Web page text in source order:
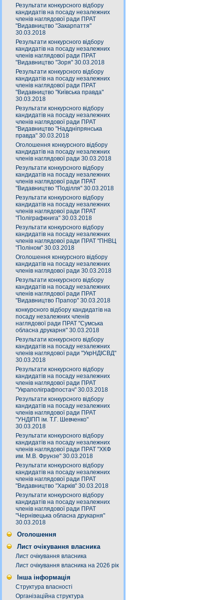
Результати конкурсного відбору
кандидатів на посаду незалежних
членів наглядової ради ПРАТ
"Видавництво "Закарпаття"
30.03.2018
Результати конкурсного відбору
кандидатів на посаду незалежних
членів наглядової ради ПРАТ
"Видавництво "Зоря" 30.03.2018
Результати конкурсного відбору
кандидатів на посаду незалежних
членів наглядової ради ПРАТ
"Видавництво "Київська правда"
30.03.2018
Результати конкурсного відбору
кандидатів на посаду незалежних
членів наглядової ради ПРАТ
"Видавництво "Наддніпрянська
правда" 30.03.2018
Оголошення конкурсного відбору
кандидатів на посаду незалежних
членів наглядової ради 30.03.2018
Результати конкурсного відбору
кандидатів на посаду незалежних
членів наглядової ради ПРАТ
"Видавництво "Поділля" 30.03.2018
Результати конкурсного відбору
кандидатів на посаду незалежних
членів наглядової ради ПРАТ
"Поліграфкнига" 30.03.2018
Результати конкурсного відбору
кандидатів на посаду незалежних
членів наглядової ради ПРАТ "ПНВЦ
"Поліном" 30.03.2018
Оголошення конкурсного відбору
кандидатів на посаду незалежних
членів наглядової ради 30.03.2018
Результати конкурсного відбору
кандидатів на посаду незалежних
членів наглядової ради ПРАТ
"Видавництво Прапор" 30.03.2018
конкурсного відбору кандидатів на
посаду незалежних членів
наглядової ради ПРАТ "Сумська
обласна друкарня" 30.03.2018
Результати конкурсного відбору
кандидатів на посаду незалежних
членів наглядової ради "УкрНДІСВД"
30.03.2018
Результати конкурсного відбору
кандидатів на посаду незалежних
членів наглядової ради ПРАТ
"Украполіграфпостач" 30.03.2018
Результати конкурсного відбору
кандидатів на посаду незалежних
членів наглядової ради ПРАТ
"УНДІПП ім. Т.Г. Шевченко"
30.03.2018
Результати конкурсного відбору
кандидатів на посаду незалежних
членів наглядової ради ПРАТ "ХКФ
им. М.В. Фрунзе" 30.03.2018
Результати конкурсного відбору
кандидатів на посаду незалежних
членів наглядової ради ПРАТ
"Видавництво "Харків" 30.03.2018
Результати конкурсного відбору
кандидатів на посаду незалежних
членів наглядової ради ПРАТ
"Чернівецька обласна друкарня"
30.03.2018
Оголошення
Лист очікування власника
Лист очікування власника
Лист очікування власника на 2026 рік
Інша інформація
Структура власності
Організаційна структура